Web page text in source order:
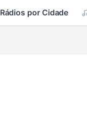
Rádios por Cidade